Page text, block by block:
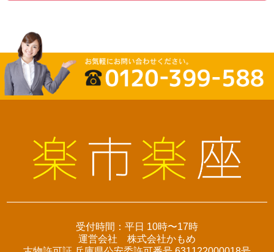
受付時間：平日 10時〜17時
運営会社 株式会社かもめ